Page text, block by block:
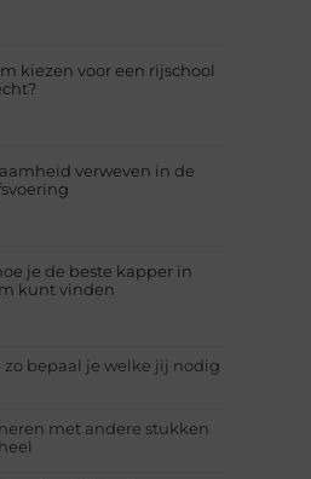
kiezen voor een rijschool
verweven in de
je de beste kapper in
kunt vinden
zo bepaal je welke jij nodig
met andere stukken